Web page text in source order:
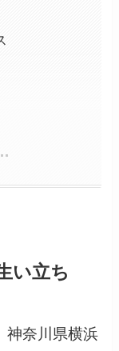
い立ち
神奈川県横浜